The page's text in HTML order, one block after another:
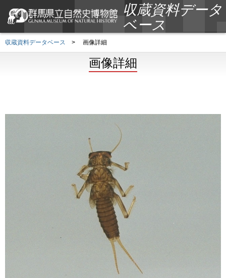
収蔵資料データ
ベース
収蔵資料データベース > 画像詳細
画像詳細